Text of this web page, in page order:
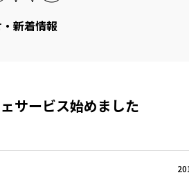
新着情報
サービス始めました